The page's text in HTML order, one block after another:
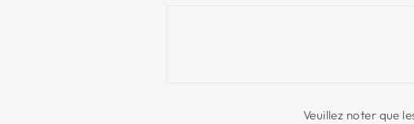
Veuillez noter que